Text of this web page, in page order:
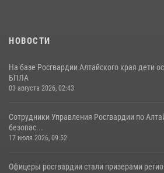
НОВОСТИ
На базе Росгвардии Алтайского края дети
БПЛА
03 августа 2026, 02:43
Сотрудники Управления Росгвардии по
безопас...
17 июля 2026, 09:52
Офицеры росгвардии стали призерами